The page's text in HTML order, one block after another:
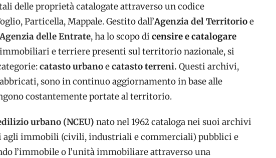
delle proprietà catalogate attraverso un codice
Particella, Mappale. Gestito dall’Agenzia del Territorioe
Agenzia delle Entrate, ha lo scopo di censire e catalogare
e terriere presenti sul territorio nazionale, si
catasto urbanoecatasto terreni. Questi archivi,
sono in continuo aggiornamento in base alle
costantemente portate al territorio.
urbano (NCEU) nato nel 1962 cataloga nei suoi archivi
immobili (civili, industriali e commerciali) pubblici e
l’immobile o l’unità immobiliare attraverso una